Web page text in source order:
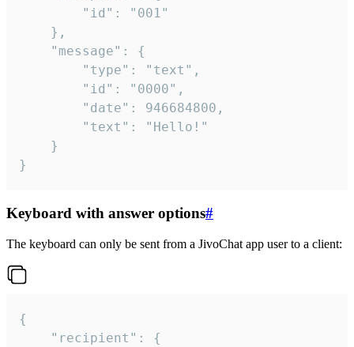
}
Keyboard with answer options#
The keyboard can only be sent from a JivoChat app user to a client:
{